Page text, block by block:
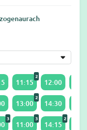
11:15
2
12:00
13:00
2
14:30
3
11:00
3
14:15
2